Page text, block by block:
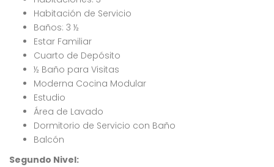
Habitación de Servicio
Baños: 3 ½
Estar Familiar
Cuarto de Depósito
½ Baño para Visitas
Moderna Cocina Modular
Estudio
Área de Lavado
Dormitorio de Servicio con Baño
Balcón
Segundo Nivel: